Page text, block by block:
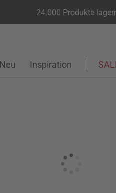
24.000 Produkte
Neu Inspiration